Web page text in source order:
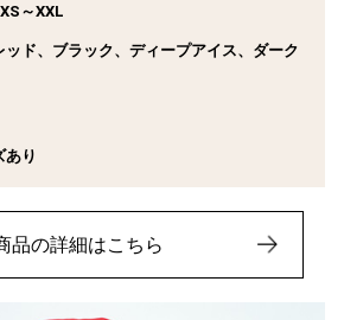
～XXL
ッド、ブラック、ディープアイス、ダーク
あり
品の詳細はこちら